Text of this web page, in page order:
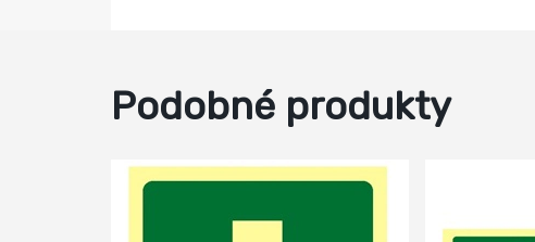
Podobné produkty